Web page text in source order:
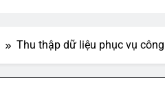
Thu thập dữ liệu phục vụ